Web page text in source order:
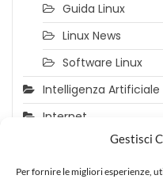
Gestisci
Per fornire le migliori esperienze,
Guida Linux
Linux News
Software Linux
Intelligenza Artificiale
Internet
Pionieri Informatica
Recensioni